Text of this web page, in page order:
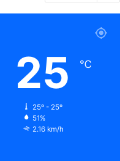
25 ℃
25º - 25º
51%
2.16 km/h